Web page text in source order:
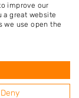
improve our
a great website
we use open the
Deny